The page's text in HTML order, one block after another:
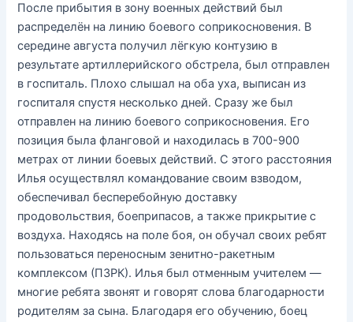
После прибытия в зону военных действий был
распределён на линию боевого соприкосновения. В
середине августа получил лёгкую контузию в
результате артиллерийского обстрела, был отправлен
в госпиталь. Плохо слышал на оба уха, выписан из
госпиталя спустя несколько дней. Сразу же был
отправлен на линию боевого соприкосновения. Его
позиция была фланговой и находилась в 700-900
метрах от линии боевых действий. С этого расстояния
Илья осуществлял командование своим взводом,
обеспечивал бесперебойную доставку
продовольствия, боеприпасов, а также прикрытие с
воздуха. Находясь на поле боя, он обучал своих ребят
пользоваться переносным зенитно-ракетным
комплексом (ПЗРК). Илья был отменным учителем —
многие ребята звонят и говорят слова благодарности
родителям за сына. Благодаря его обучению, боец